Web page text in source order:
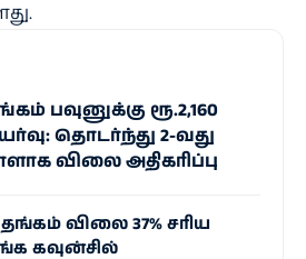
பவுனுக்கு ரூ.2,160
தொடர்ந்து 2-வது
விலை அதிகரிப்பு
விலை 37% சரிய
கவுன்சில்